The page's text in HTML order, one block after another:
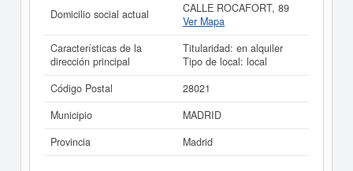
Domicilio social actual
CALLE ROCAFORT, 89
Ver Mapa
Características de la
dirección principal
Titularidad: en alquiler
Tipo de local: local
Código Postal
28021
Municipio
MADRID
Provincia
Madrid